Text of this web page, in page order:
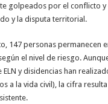
golpeados por el conflicto y
y la disputa territorial.
147 personas permanecen
el nivel de riesgo.
ELN y disidencias han
a la vida civil), la cifra